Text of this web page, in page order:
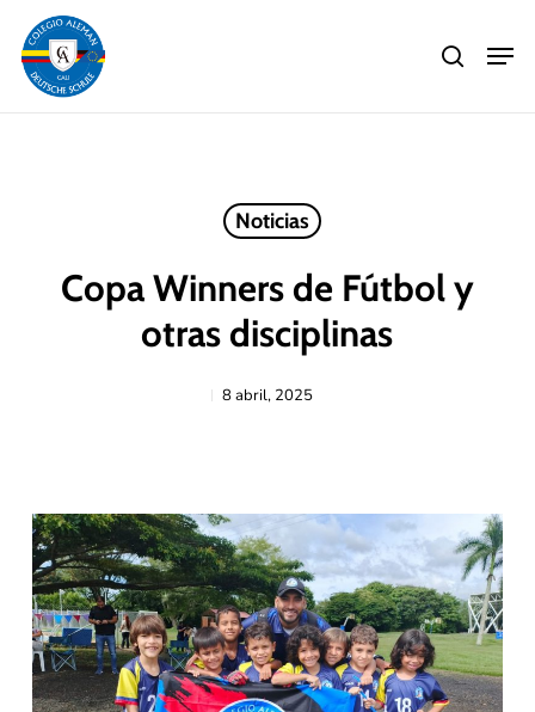
main
content
search
Noticias
Copa Winners de Fútbol y
otras disciplinas
8 abril, 2025